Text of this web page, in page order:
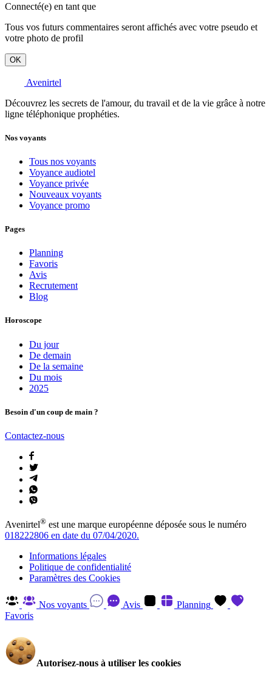
Connecté(e) en tant que
Tous vos futurs commentaires seront affichés avec votre pseudo et
votre photo de profil
OK
Avenirtel
Découvrez les secrets de l'amour, du travail et de la vie grâce à notre
ligne téléphonique prophéties.
Nos voyants
Tous nos voyants
Voyance audiotel
Voyance privée
Nouveaux voyants
Voyance promo
Pages
Planning
Favoris
Avis
Recrutement
Blog
Horoscope
Du jour
De demain
De la semaine
Du mois
2025
Besoin d'un coup de main ?
Contactez-nous
Avenirtel® est une marque européenne déposée sous le numéro
018222806 en date du 07/04/2020.
Informations légales
Politique de confidentialité
Paramètres des Cookies
Nos voyants Avis
Planning
Favoris
Autorisez-nous à utiliser les cookies